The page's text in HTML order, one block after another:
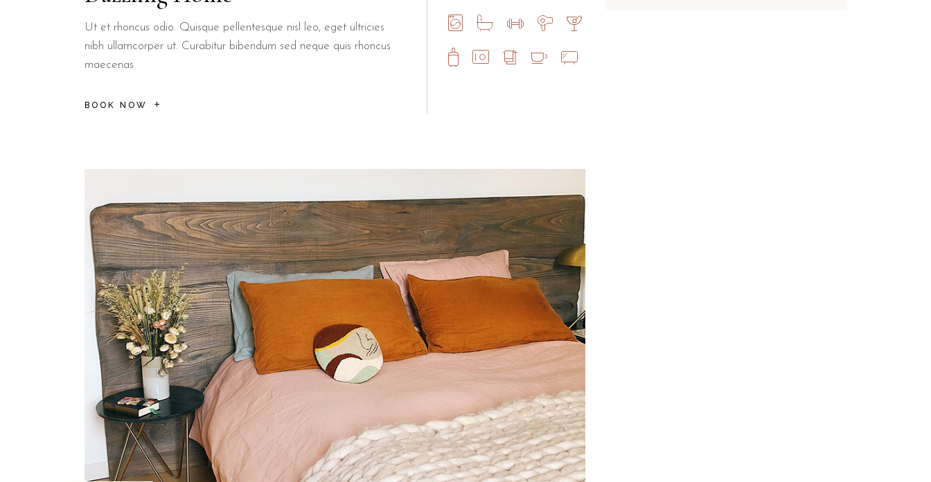
Ut et rhoncus odio. Quisque pellentesque nisl leo, eget ultricies
nibh ullamcorper ut. Curabitur bibendum sed neque quis rhoncus
maecenas
BOOK NOW